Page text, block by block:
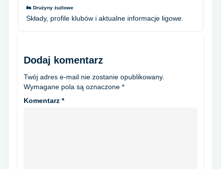
🏍️ Drużyny żużlowe
Składy, profile klubów i aktualne informacje ligowe.
Dodaj komentarz
Twój adres e-mail nie zostanie opublikowany.
Wymagane pola są oznaczone *
Komentarz *